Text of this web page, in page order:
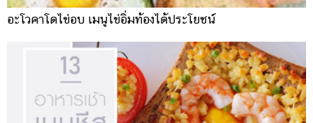
อะโวคาโดไข่อบ เมนูไข่อิ่มท้องได้ประโยชน์